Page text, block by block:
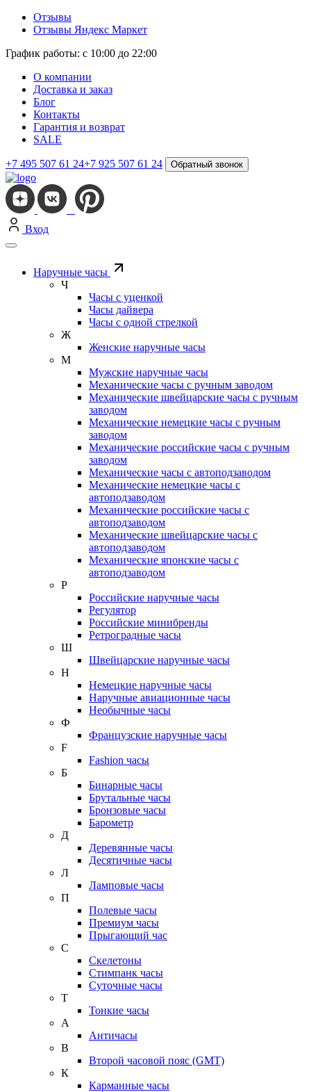
Отзывы
Отзывы Яндекс Маркет
График работы: с 10:00 до 22:00
О компании
Доставка и заказ
Блог
Контакты
Гарантия и возврат
SALE
+7 495 507 61 24+7 925 507 61 24 Обратный звонок
Вход
Наручные часы
Ч
Часы с уценкой
Часы дайвера
Часы с одной стрелкой
Ж
Женские наручные часы
М
Мужские наручные часы
Механические часы с ручным заводом
Механические швейцарские часы с ручным
заводом
Механические немецкие часы с ручным
заводом
Механические российские часы с ручным
заводом
Механические часы с автоподзаводом
Механические немецкие часы с
автоподзаводом
Механические российские часы с
автоподзаводом
Механические швейцарские часы с
автоподзаводом
Механические японские часы с
автоподзаводом
Р
Российские наручные часы
Регулятор
Российские минибренды
Ретроградные часы
Ш
Швейцарские наручные часы
Н
Немецкие наручные часы
Наручные авиационные часы
Необычные часы
Ф
Французские наручные часы
F
Fashion часы
Б
Бинарные часы
Брутальные часы
Бронзовые часы
Барометр
Д
Деревянные часы
Десятичные часы
Л
Ламповые часы
П
Полевые часы
Премиум часы
Прыгающий час
С
Скелетоны
Стимпанк часы
Суточные часы
Т
Тонкие часы
А
Античасы
В
Второй часовой пояс (GMT)
К
Карманные часы